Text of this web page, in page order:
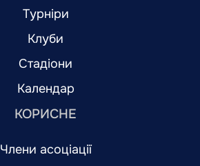
Турніри
Клуби
Стадіони
Календар
КОРИСНЕ
Члени асоціації